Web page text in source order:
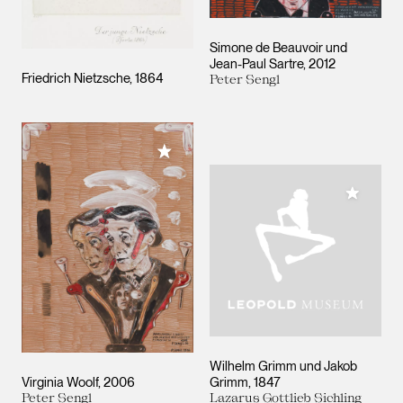
Friedrich Nietzsche 1864
Simone de Beauvoir und
Jean-Paul Sartre 2012
Peter Sengl
Virginia Woolf 2006
Peter Sengl
Meiner Sammlung hinzufügen
Wilhelm Grimm und Jakob
Grimm 1847
Lazarus Gottlieb Sichling
Meiner